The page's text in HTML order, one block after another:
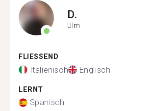
D.
Ulm
FLIESSEND
Italienisch Englisch
LERNT
Spanisch